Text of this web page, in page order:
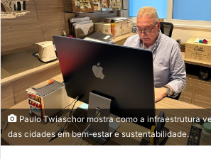
Paulo Twiaschor mostra como a infraestrutura
das cidades em bem-estar e sustentabilidade.